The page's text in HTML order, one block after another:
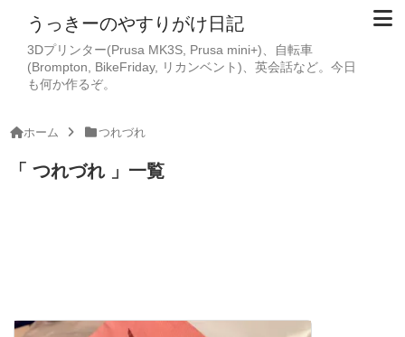
うっきーのやすりがけ日記
3Dプリンター(Prusa MK3S, Prusa mini+)、自転車
(Brompton, BikeFriday, リカンベント)、英会話など。今日
も何か作るぞ。
ホーム つれづれ
つれづれ 一覧